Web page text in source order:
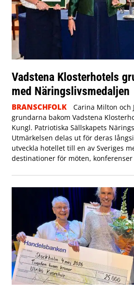
Vadstena Klosterhotels
med Näringslivsmedaljen
BRANSCHFOLK
Carina Milton och
grundarna bakom Vadstena
Kungl. Patriotiska Sällskapets
Utmärkelsen delas ut för deras
utveckla hotellet till en av Sveriges
destinationer för möten, konferenser